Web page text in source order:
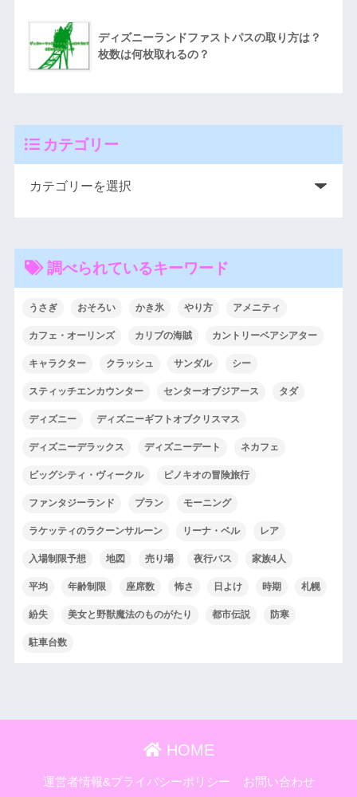
ディズニーランドファストパスの取り方は？
枚数は何枚取れるの？
カテゴリー
調べられているキーワード
うさぎ おそろい かき氷 やり方 アメニティ
カフェ・オーリンズ カリブの海賊 カントリーベアシアター
キャラクター クラッシュ サンダル シー
スティッチエンカウンター センターオブジアース タダ
ディズニー ディズニーギフトオブクリスマス
ディズニーデラックス ディズニーデート ネカフェ
ビッグシティ・ヴィークル ピノキオの冒険旅行
ファンタジーランド プラン モーニング
ラケッティのラクーンサルーン リーナ・ベル レア
入場制限予想 地図 売り場 夜行バス 家族4人
平均 年齢制限 座席数 怖さ 日よけ 時期 札幌
紛失 美女と野獣魔法のものがたり 都市伝説 防寒
駐車台数
HOME
運営者情報&プライバシーポリシー
お問い合わせ